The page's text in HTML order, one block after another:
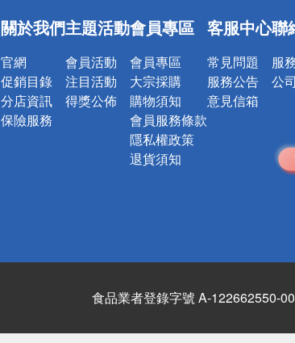
詐騙網頁！請小心！
關於我們
官網
促銷目錄
分店資訊
保險服務
主題活動
會員活動
注目活動
得獎公佈
會員專區
會員專區
大宗採購
購物須知
會員服務條款
隱私權政策
退貨須知
客服中心
常見問題
服務公告
意見信箱
聯
服
公
食品業者登錄字號 A-122662550-